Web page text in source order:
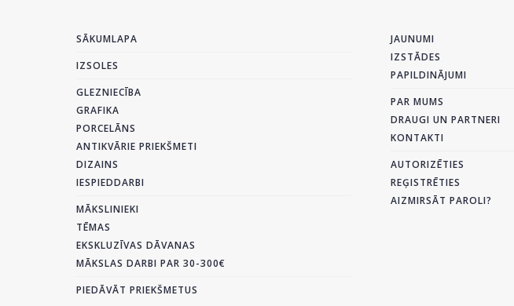
SĀKUMLAPA
IZSOLES
GLEZNIECĪBA
GRAFIKA
PORCELĀNS
ANTIKVĀRIE PRIEKŠMETI
DIZAINS
IESPIEDDARBI
MĀKSLINIEKI
TĒMAS
EKSKLUZĪVAS DĀVANAS
MĀKSLAS DARBI PAR 30-300€
PIEDĀVĀT PRIEKŠMETUS
JAUNUMI
IZSTĀDES
PAPILDINĀJUMI
PAR MUMS
DRAUGI UN PARTNERI
KONTAKTI
AUTORIZĒTIES
REĢISTRĒTIES
AIZMIRSĀT PAROLI?